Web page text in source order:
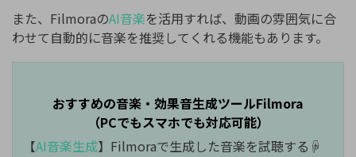
また、FilmoraのAI音楽を活用すれば、動画の雰囲気に合
わせて自動的に音楽を推奨してくれる機能もあります。
おすすめの音楽・効果音生成ツールFilmora
（PCでもスマホでも対応可能）
【AI音楽生成】Filmoraで生成した音楽を試聴する☟